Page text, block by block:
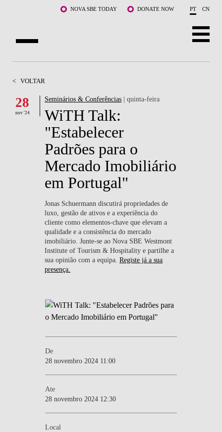
Saltar para o conteúdo principalNOVA SBE TODAY DONATE NOW PT CN
DOCENTES E INVESTIGAÇÃO
COMUNIDADE
WHAT'S HAPPENING
< VOLTAR
28
nov '24
Seminários & Conferências | quinta-feira
WiTH Talk:
"Estabelecer
Padrões para o
Mercado Imobiliário
em Portugal"
Jonas Schuermann discutirá propriedades de
luxo, gestão de ativos e a experiência do
cliente como elementos-chave que elevam a
qualidade e a consistência do mercado
imobiliário. Junte-se ao Nova SBE Westmont
Institute of Tourism & Hospitality e partilhe a
sua opinião com a equipa.Registe já a sua
presença.
De
28 novembro 2024 11:00
Ate
28 novembro 2024 12:30
Local